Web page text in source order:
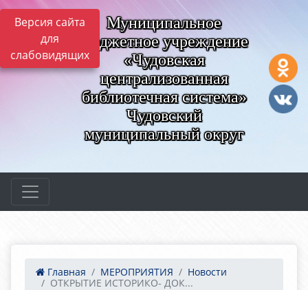
Версия сайта
для
слабовидящих
Муниципальное
бюджетное учреждение
«Чудовская
централизованная
библиотечная система»
Чудовский
муниципальный округ
Главная МЕРОПРИЯТИЯ
Новости
ОТКРЫТИЕ ИСТОРИКО- ДОК...